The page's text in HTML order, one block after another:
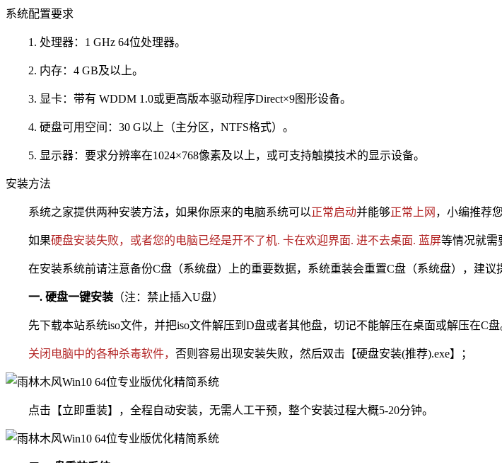
系统配置要求
1. 处理器：1 GHz 64位处理器。
2. 内存：4 GB及以上。
3. 显卡：带有 WDDM 1.0或更高版本驱动程序Direct×9图形设备。
4. 硬盘可用空间：30 G以上（主分区，NTFS格式）。
5. 显示器：要求分辨率在1024×768像素及以上，或可支持触摸技术的显示设备。
安装方法
系统之家提供两种安装方法， 如果你原来的电脑系统可以正常启动并能够正常上网 ，小编推荐
如果硬盘安装失败，或者您的电脑已经是开不了机. 卡在欢迎界面. 进不去桌面. 蓝屏等情况就需
在安装系统前请注意备份C盘（系统盘）上的重要数据，系统重装会重置C盘（系统盘），建议
一. 硬盘一键安装 （注：禁止插入U盘）
先下载本站系统iso文件，并把iso文件解压到D盘或者其他盘，切记不能解压在桌面或解压在C盘
关闭电脑中的各种杀毒软件， 否则容易出现安装失败，然后双击【硬盘安装(推荐).exe】；
点击【立即重装】，全程自动安装，无需人工干预，整个安装过程大概5-20分钟。